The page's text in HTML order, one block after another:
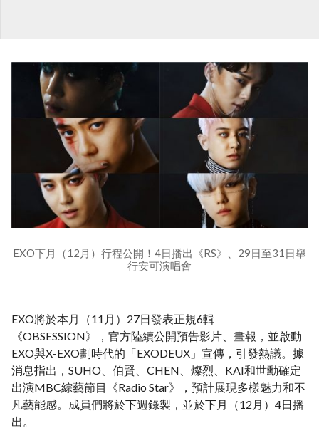
EXO下月（12月）行程公開！4日播出《RS》、29日至31日舉
行安可演唱會
EXO將於本月（11月）27日發表正規6輯
《OBSESSION》，官方陸續公開預告影片、畫報，並啟動
EXO與X-EXO劃時代的「EXODEUX」宣傳，引發熱議。據
消息指出，SUHO、伯賢、CHEN、燦烈、KAI和世勳確定
出演MBC綜藝節目《Radio Star》，預計展現多樣魅力和不
凡藝能感。成員們將於下週錄製，並於下月（12月）4日播
出。